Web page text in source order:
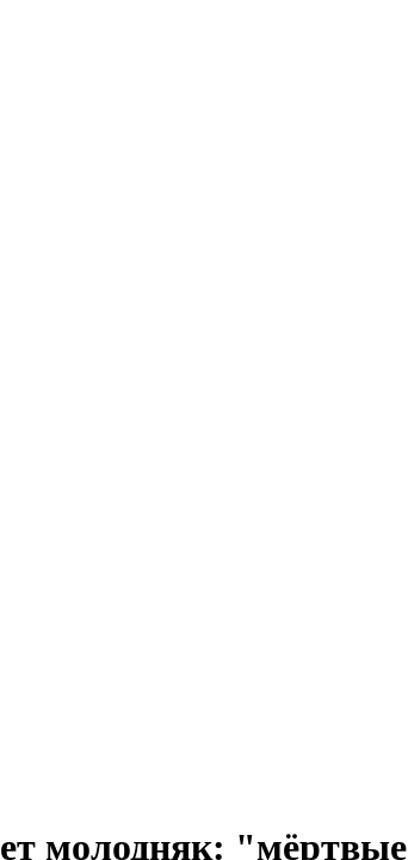
молодняк: